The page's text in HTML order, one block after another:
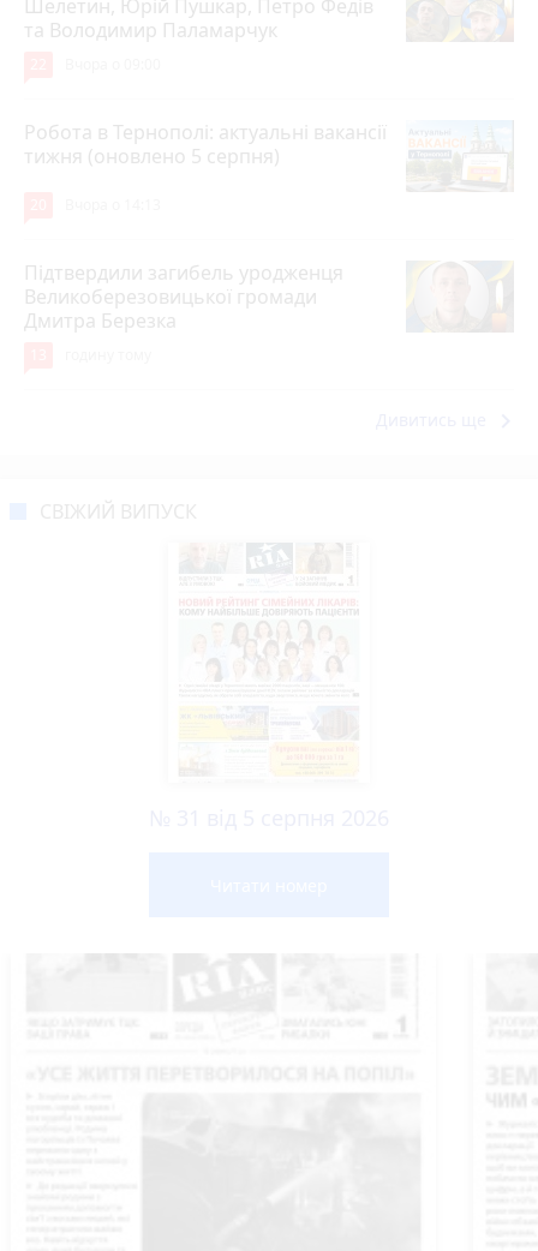
Шелетин, Юрій Пушкар, Петро Федів
та Володимир Паламарчук
Робота в Тернополі: актуальні вакансії
тижня (оновлено 5 серпня)
Підтвердили загибель уродженця
Великоберезовицької громади
Дмитра Березка